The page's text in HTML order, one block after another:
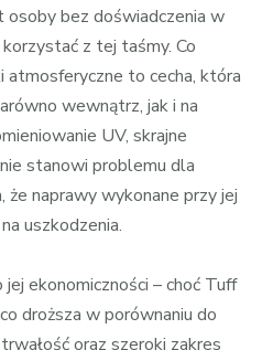
osoby bez doświadczenia w
z tej taśmy. Co
atmosferyczne to cecha, która
wewnątrz, jak i na
UV, skrajne
stanowi problemu dla
naprawy wykonane przy jej
uszkodzenia.
ekonomiczności – choć Tuff
droższa w porównaniu do
oraz szeroki zakres